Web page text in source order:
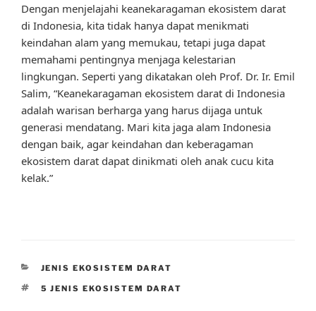
Dengan menjelajahi keanekaragaman ekosistem darat
di Indonesia, kita tidak hanya dapat menikmati
keindahan alam yang memukau, tetapi juga dapat
memahami pentingnya menjaga kelestarian
lingkungan. Seperti yang dikatakan oleh Prof. Dr. Ir. Emil
Salim, “Keanekaragaman ekosistem darat di Indonesia
adalah warisan berharga yang harus dijaga untuk
generasi mendatang. Mari kita jaga alam Indonesia
dengan baik, agar keindahan dan keberagaman
ekosistem darat dapat dinikmati oleh anak cucu kita
kelak.”
CATEGORIES
JENIS EKOSISTEM DARAT
TAGS
5 JENIS EKOSISTEM DARAT